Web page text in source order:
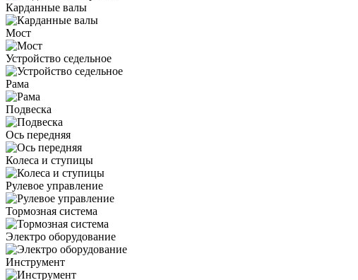
Карданные валы
Мост
Устройство седельное
Рама
Подвеска
Ось передняя
Колеса и ступицы
Рулевое управление
Тормозная система
Электро оборудование
Инструмент